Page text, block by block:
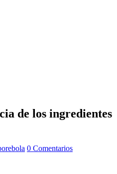
de los ingredientes
0 Comentarios